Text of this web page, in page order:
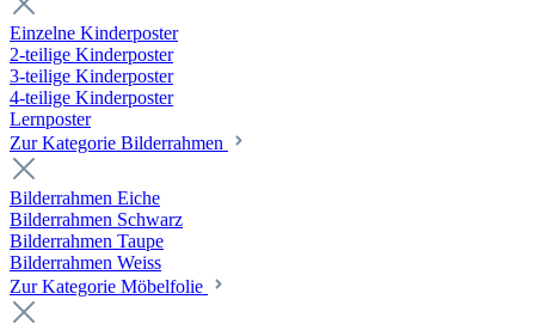
Einzelne Kinderposter
2-teilige Kinderposter
3-teilige Kinderposter
4-teilige Kinderposter
Lernposter
Zur Kategorie Bilderrahmen
Bilderrahmen Eiche
Bilderrahmen Schwarz
Bilderrahmen Taupe
Bilderrahmen Weiss
Zur Kategorie Möbelfolie